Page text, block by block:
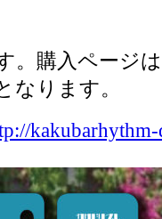
。購入ページ
なります。